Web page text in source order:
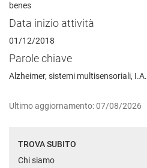
benes
Data inizio attività
01/12/2018
Parole chiave
Alzheimer, sistemi multisensoriali, I.A.
Ultimo aggiornamento: 07/08/2026
TROVA SUBITO
Chi siamo